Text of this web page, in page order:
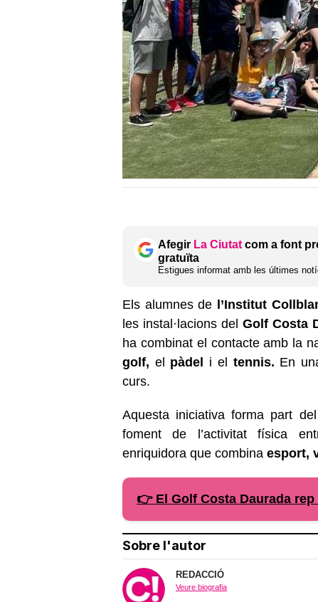
Afegir La Ciutat com a font
gratuïta
Estigues informat amb les últimes
Els alumnes de l’Institut
les instal·lacions del Golf Costa
ha combinat el contacte amb la
golf, el pàdel i el tennis. En
curs.
Aquesta iniciativa forma part
foment de l’activitat física
enriquidora que combina esport,
👉 El Golf Costa Daurada
Sobre l'autor
REDACCIÓ
Veure biografia